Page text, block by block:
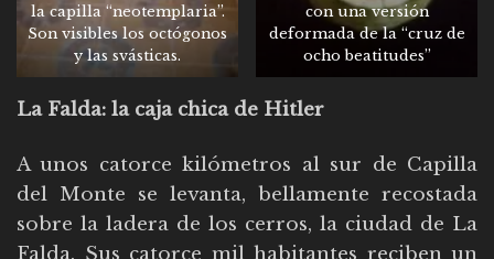
la capilla “neotemplaria”.
Son visibles los octógonos
y las svásticas.
con una versión
deformada de la “cruz de
ocho beatitudes”
La Falda: la caja chica de Hitler
A unos catorce kilómetros al sur de Capilla
del Monte se levanta, bellamente recostada
sobre la ladera de los cerros, la ciudad de La
Falda. Sus catorce mil habitantes reciben un